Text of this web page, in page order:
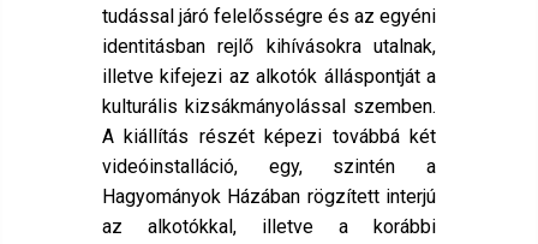
tudással járó felelősségre és az egyéni
identitásban rejlő kihívásokra utalnak,
illetve kifejezi az alkotók álláspontját a
kulturális kizsákmányolással szemben.
A kiállítás részét képezi továbbá két
videóinstalláció, egy, szintén a
Hagyományok Házában rögzített interjú
az alkotókkal, illetve a korábbi